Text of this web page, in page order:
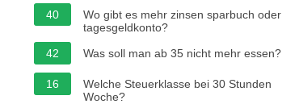
40
Wo gibt es mehr zinsen sparbuch oder
tagesgeldkonto?
42
Was soll man ab 35 nicht mehr essen?
16
Welche Steuerklasse bei 30 Stunden
Woche?